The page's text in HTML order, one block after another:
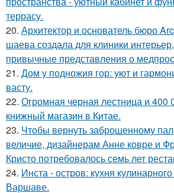
террасу.
20. Архитектор и основатель бюро
шаева создала для клиники
привычные представления о
21. Дом у подножия гор: уют и
васту.
22. Огромная черная лестница и 400
книжный магазин в Китае.
23. Чтобы вернуть заброшенному
величие, дизайнерам Анне ковре и
Кристо потребовалось семь лет
24. Инста - остров: кухня
Варшаве.